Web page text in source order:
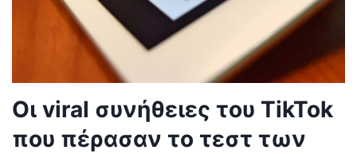
Οι viral συνήθειες του TikTok
που πέρασαν το τεστ των